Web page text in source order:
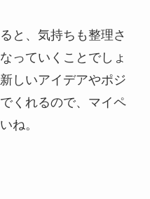
と、気持ちも整理さ
っていくことでしょ
しいアイデアやポジ
くれるので、マイペ
ね。